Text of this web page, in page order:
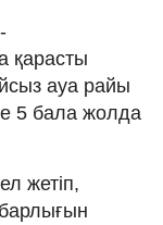
қарасты
ауа райы
5 бала жолда
жетіп,